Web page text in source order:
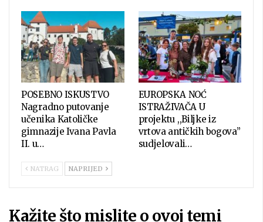
POSEBNO ISKUSTVO
Nagradno putovanje
učenika Katoličke
gimnazije Ivana Pavla
II. u…
EUROPSKA NOĆ
ISTRAŽIVAČA U
projektu ,,Biljke iz
vrtova antičkih bogova”
sudjelovali…
NATRAG NAPRIJED
Kažite što mislite o ovoj temi